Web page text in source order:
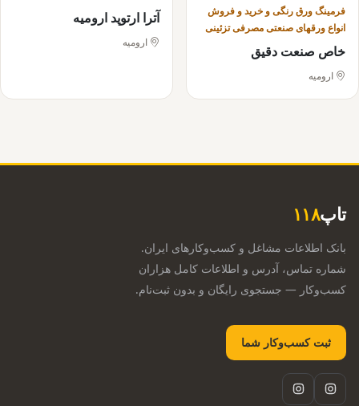
فرمینگ ورق رنگی و خرید و فروش
انواع ورقهای صنعتی مصرفی تزئینی
خاص صنعت دقیق
ارومیه
آترا ارتوپد ارومیه
ارومیه
تاپ۱۱۸
بانک اطلاعات مشاغل و کسب‌وکارهای ایران.
شماره تماس، آدرس و اطلاعات کامل هزاران
کسب‌وکار — جستجوی رایگان و بدون ثبت‌نام.
ثبت کسب‌وکار شما